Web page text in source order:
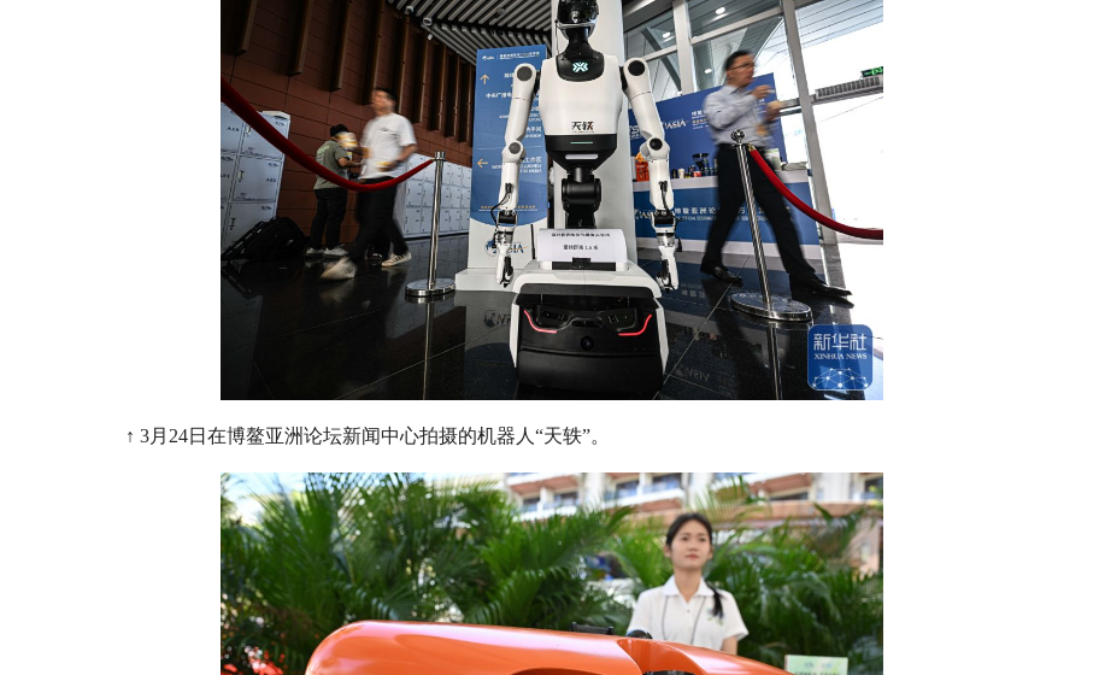
↑ 3月24日在博鳌亚洲论坛新闻中心拍摄的机器人“天轶”。